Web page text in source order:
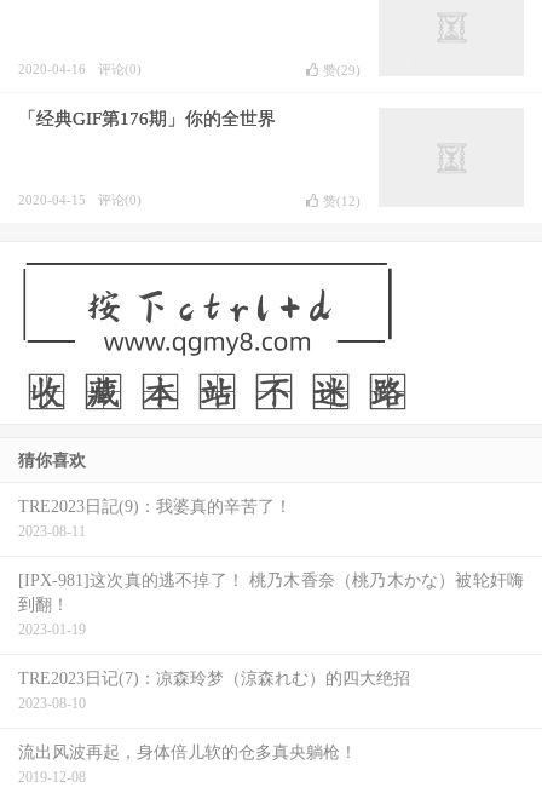
2020-04-16 评论(0) 赞(29)
「经典GIF第176期」你的全世界
2020-04-15 评论(0) 赞(12)
猜你喜欢
TRE2023日記(9)：我婆真的辛苦了！
2023-08-11
[IPX-981]这次真的逃不掉了！ 桃乃木香奈（桃乃木かな）被轮奸嗨
到翻！
2023-01-19
TRE2023日记(7)：凉森玲梦（涼森れむ）的四大绝招
2023-08-10
流出风波再起，身体倍儿软的仓多真央躺枪！
2019-12-08